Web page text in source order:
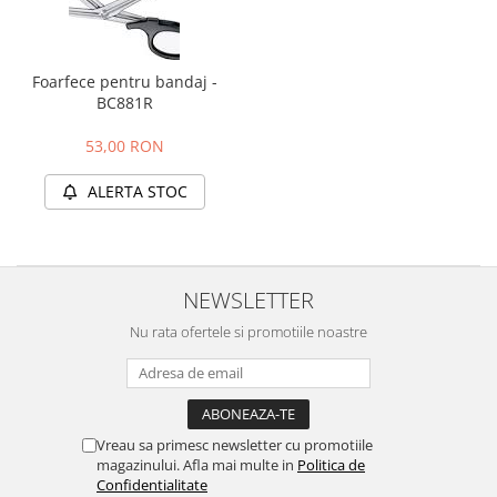
Foarfece pentru bandaj -
BC881R
53,00 RON
ALERTA STOC
NEWSLETTER
Nu rata ofertele si promotiile noastre
Vreau sa primesc newsletter cu promotiile
magazinului. Afla mai multe in Politica de
Confidentialitate